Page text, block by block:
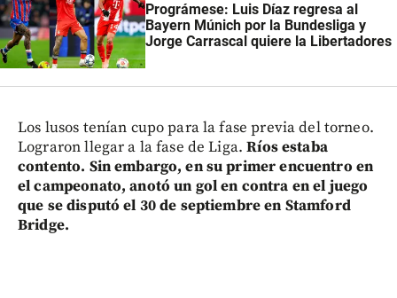
Prográmese: Luis Díaz regresa al
Bayern Múnich por la Bundesliga y
Jorge Carrascal quiere la Libertadores
Los lusos tenían cupo para la fase previa del torneo.
Lograron llegar a la fase de Liga.Ríos estaba
contento. Sin embargo, en su primer encuentro en
el campeonato, anotó un gol en contra en el juego
que se disputó el 30 de septiembre en Stamford
Bridge.